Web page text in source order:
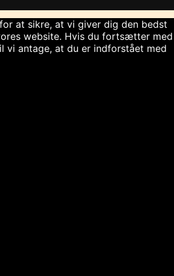
at sikre, at vi giver dig den bedst
website. Hvis du fortsætter med
vi antage, at du er indforstået med